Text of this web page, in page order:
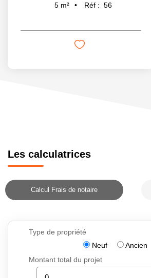
5 m² Réf : 56
Les calculatrices
Calcul Frais de notaire